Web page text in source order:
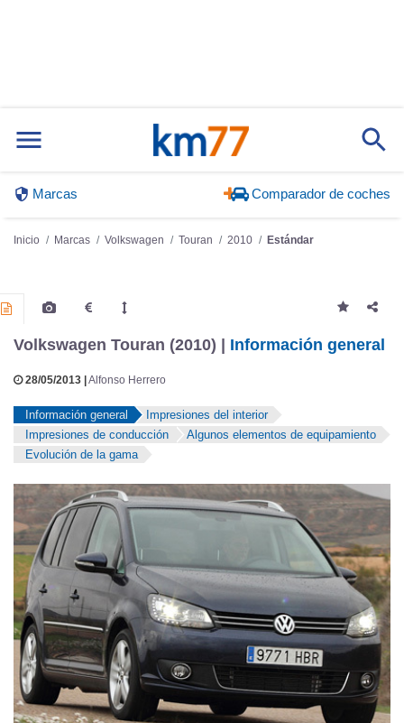
Marcas Comparador de coches
Inicio Marcas Volkswagen Touran 2010 Estándar
Volkswagen Touran (2010) | Información general
28/05/2013 | Alfonso Herrero
Información general
Impresiones del interior
Impresiones de conducción
Algunos elementos de equipamiento
Evolución de la gama